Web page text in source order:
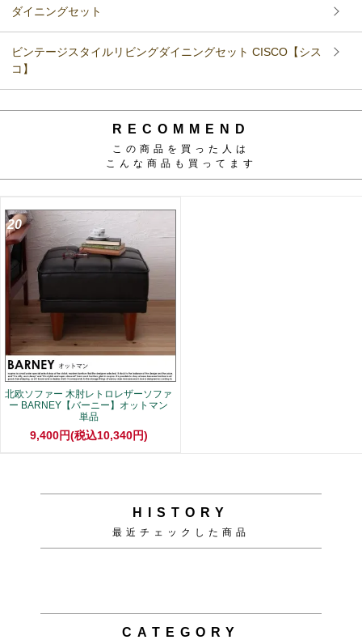
ダイニングセット
ビンテージスタイルリビングダイニングセット CISCO【シス
コ】
RECOMMEND
この商品を買った人は
こんな商品も買ってます
20
北欧ソファー 木肘レトロレザーソファ
ー BARNEY【バーニー】オットマン
単品
9,400円(税込10,340円)
HISTORY
最近チェックした商品
CATEGORY